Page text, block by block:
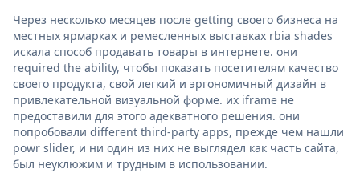
Через несколько месяцев после getting своего бизнеса на
местных ярмарках и ремесленных выставках rbia shades
искала способ продавать товары в интернете. они
required the ability, чтобы показать посетителям качество
своего продукта, свой легкий и эргономичный дизайн в
привлекательной визуальной форме. их iframe не
предоставили для этого адекватного решения. они
попробовали different third-party apps, прежде чем нашли
powr slider, и ни один из них не выглядел как часть сайта,
был неуклюжим и трудным в использовании.